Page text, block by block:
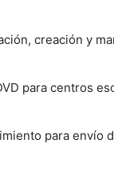
creación y
para centros
para envío